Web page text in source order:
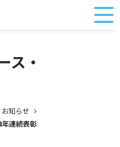
ス・
知らせ
連続表彰